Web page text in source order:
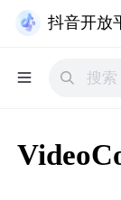
抖音开放